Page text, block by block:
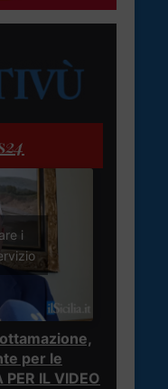
24
i
per le
IL VIDEO